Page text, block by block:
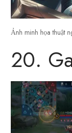
Ảnh minh họa thuật
20.